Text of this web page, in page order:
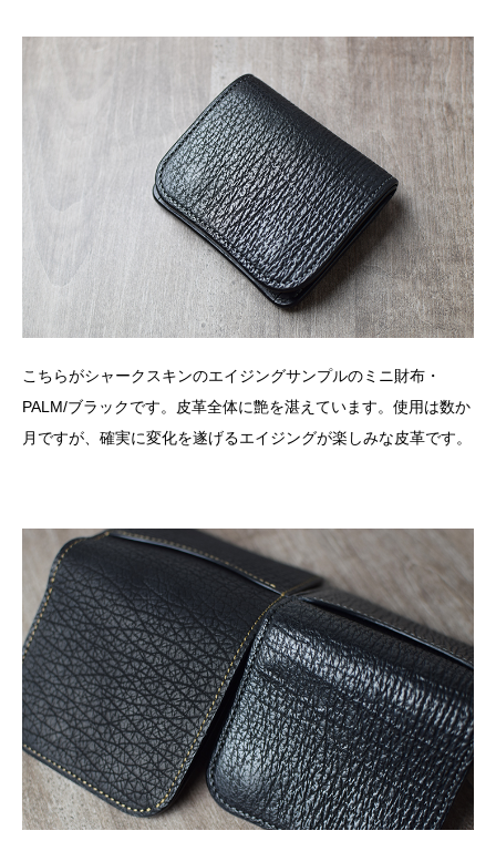
こちらがシャークスキンのエイジングサンプルのミニ財布・
PALM/ブラックです。皮革全体に艶を湛えています。使用は数か
月ですが、確実に変化を遂げるエイジングが楽しみな皮革です。